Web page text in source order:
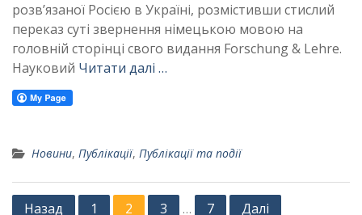
розв’язаної Росією в Україні, розмістивши стислий
переказ суті звернення німецькою мовою на
головній сторінці свого видання Forschung & Lehre.
Науковий Читати далі …
Новини, Публікації, Публікації та події
Posts
Назад 1 2 3 … 7 Далі